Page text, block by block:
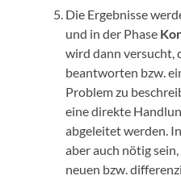
Die Ergebnisse
und in der Phase
wird dann versucht,
beantworten bzw.
Problem zu
eine direkte
abgeleitet werden.
aber auch nötig
neuen bzw.